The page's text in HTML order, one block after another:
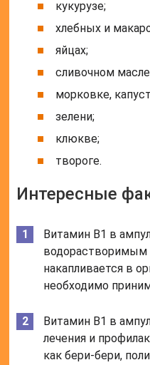
кукурузе;
хлебных и
яйцах;
сливочном
морковке,
зелени;
клюкве;
твороге.
Интересные
Витамин В1 в
водорастворимым
накапливается в
необходимо
Витамин В1 в
лечения и
как бери-бери,